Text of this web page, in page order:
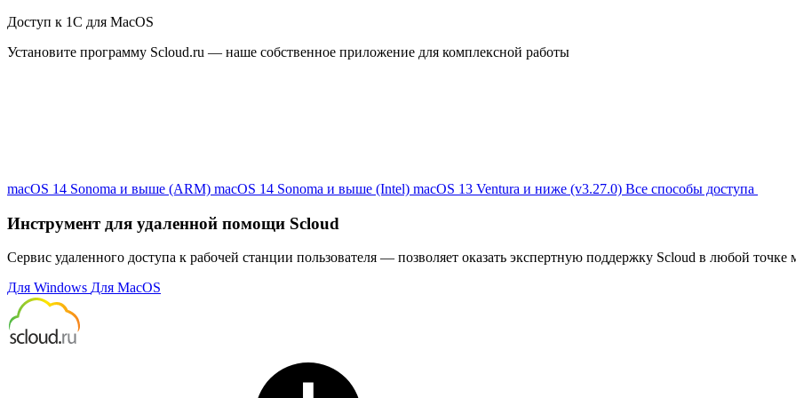
Доступ к 1С для MacOS
Установите программу Scloud.ru — наше собственное приложение для комплексной работы
macOS 14 Sonoma и выше (ARM) macOS 14 Sonoma и выше (Intel) macOS 13 Ventura и ниже (v3.27.0) Все способы доступа
Инструмент для удаленной помощи Scloud
Сервис удаленного доступа к рабочей станции пользователя — позволяет оказать экспертную поддержку Scloud в любой точке
Для Windows Для MacOS